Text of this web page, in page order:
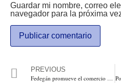
Guardar mi nombre, correo
navegador para la próxima
PREVIOUS
Fedegán promueve el comercio de la carne en la Gulf Food de Dubai